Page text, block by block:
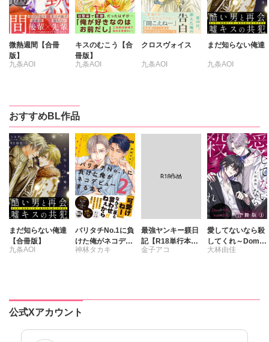
微熱週間【合冊
版】
九条AOI
キスのむこう【合
冊版】
九条AOI
クロスヴォイス
九条AOI
まだ知らない俺達
九条AOI
おすすめBL作品
まだ知らない俺達
【合冊版】
九条AOI
バリタチNo.1に負
けた俺がネコデビ
ューするまで【単
神林タカキ
最強ヤンキー躾日
記【R18単行本
版】
金子アコ
愛してないなら殺
してくれ～Domの
本能、Subの慈愛
大林由佳
公式Xアカウント